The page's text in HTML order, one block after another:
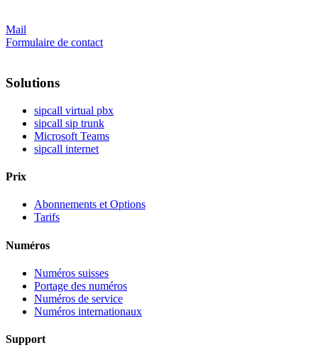
Mail
Formulaire de contact
Solutions
sipcall virtual pbx
sipcall sip trunk
Microsoft Teams
sipcall internet
Prix
Abonnements et Options
Tarifs
Numéros
Numéros suisses
Portage des numéros
Numéros de service
Numéros internationaux
Support